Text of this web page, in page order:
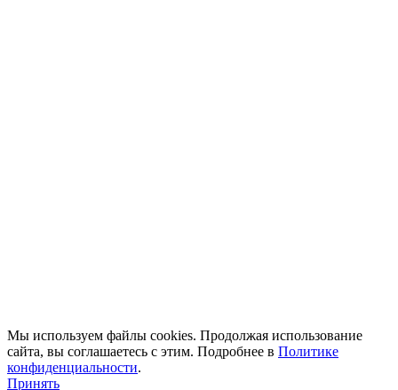
Мы используем файлы cookies. Продолжая использование
сайта, вы соглашаетесь с этим. Подробнее в Политике
конфиденциальности.
Принять